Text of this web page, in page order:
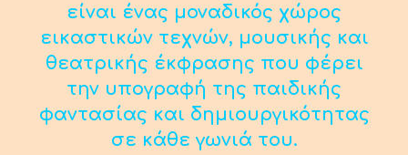
είναι ένας μοναδικός χώρος
εικαστικών τεχνών, μουσικής και
θεατρικής έκφρασης που φέρει
την υπογραφή της παιδικής
φαντασίας και δημιουργικότητας
σε κάθε γωνιά του.